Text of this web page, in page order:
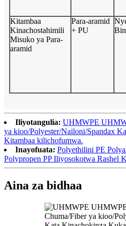
Kitambaa
Kinachostahimili
Misuko ya Para-
aramid
Para-aramid
+ PU
Iliyotangulia: UHMWPE
ya kioo/Polyester/Nailoni/Spandax
Kitambaa kilichofumwa.
Inayofuata: Polyethilini PE
Polypropen PP Iliyosokotwa Rashel
Aina za bidhaa